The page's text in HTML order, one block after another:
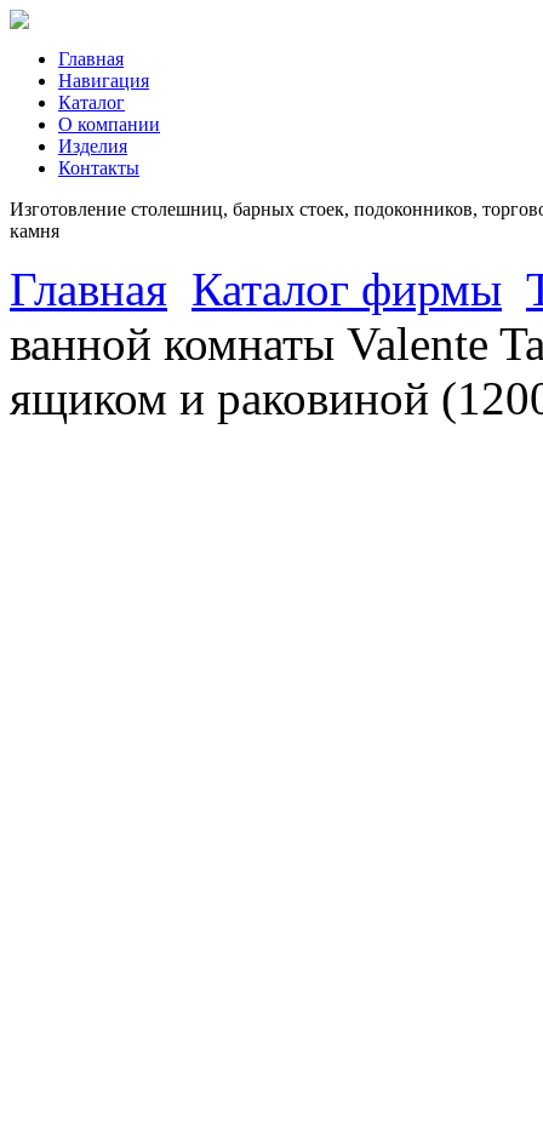
Главная
Навигация
Каталог
О компании
Изделия
Контакты
Изготовление столешниц, барных стоек, подоконников,
камня
Главная Каталог фирмы
ванной комнаты Valente
ящиком и раковиной